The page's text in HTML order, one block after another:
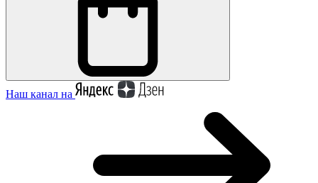
Наш канал на